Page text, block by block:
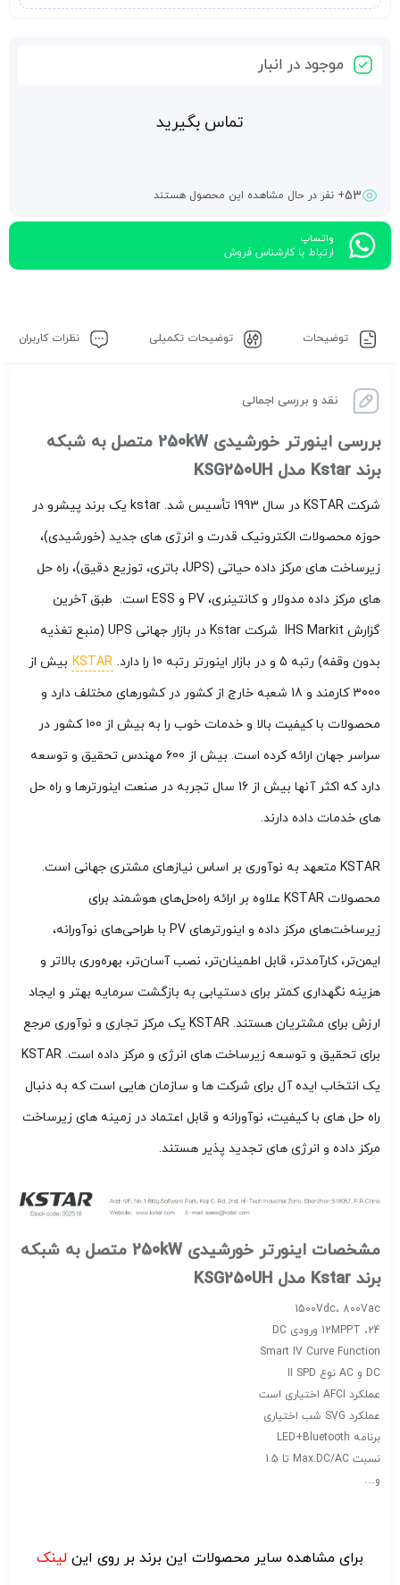
موجود در انبار
تماس بگیرید
53+ نفر در حال مشاهده این محصول هستند
واتساپ
ارتباط با کارشناس فروش
توضیحات توضیحات تکمیلی نظرات کاربران
نقد و بررسی اجمالی
بررسی اینورتر خورشیدی 250kW متصل به شبکه
برند Kstar مدل KSG250UH
شرکت KSTAR در سال 1993 تأسیس شد. kstar یک برند پیشرو در
حوزه محصولات الکترونیک قدرت و انرژی های جدید (خورشیدی)،
زیرساخت های مرکز داده حیاتی (UPS، باتری، توزیع دقیق)، راه حل
های مرکز داده مدولار و کانتینری، PV و ESS است. طبق آخرین
گزارش IHS Markit شرکت Kstar در بازار جهانی UPS (منبع تغذیه
بدون وقفه) رتبه 5 و در بازار اینورتر رتبه 10 را دارد.
KSTAR بیش از
3000 کارمند و 18 شعبه خارج از کشور در کشورهای مختلف دارد و
محصولات با کیفیت بالا و خدمات خوب را به بیش از 100 کشور در
سراسر جهان ارائه کرده است. بیش از 600 مهندس تحقیق و توسعه
دارد که اکثر آنها بیش از 16 سال تجربه در صنعت اینورترها و راه حل
های خدمات داده دارند.
KSTAR متعهد به نوآوری بر اساس نیازهای مشتری جهانی است.
محصولات KSTAR علاوه بر ارائه راه‌حل‌های هوشمند برای
زیرساخت‌های مرکز داده و اینورترهای PV با طراحی‌های نوآورانه،
ایمن‌تر، کارآمدتر، قابل اطمینان‌تر، نصب آسان‌تر، بهره‌وری بالاتر و
هزینه نگهداری کمتر برای دستیابی به بازگشت سرمایه بهتر و ایجاد
ارزش برای مشتریان هستند. KSTAR یک مرکز تجاری و نوآوری مرجع
برای تحقیق و توسعه زیرساخت های انرژی و مرکز داده است. KSTAR
یک انتخاب ایده آل برای شرکت ها و سازمان هایی است که به دنبال
راه حل های با کیفیت، نوآورانه و قابل اعتماد در زمینه های زیرساخت
مرکز داده و انرژی های تجدید پذیر هستند.
مشخصات اینورتر خورشیدی 250kW متصل به شبکه
برند Kstar مدل KSG250UH
1500Vdc، 800Vac
12MPPT ،24 ورودی DC
Smart IV Curve Function
DC و AC نوع II SPD
عملکرد AFCI اختیاری است
عملکرد SVG شب اختیاری
برنامه LED+Bluetooth
نسبت Max.DC/AC تا 1.5
و…
برای مشاهده سایر محصولات این برند بر روی این لینک